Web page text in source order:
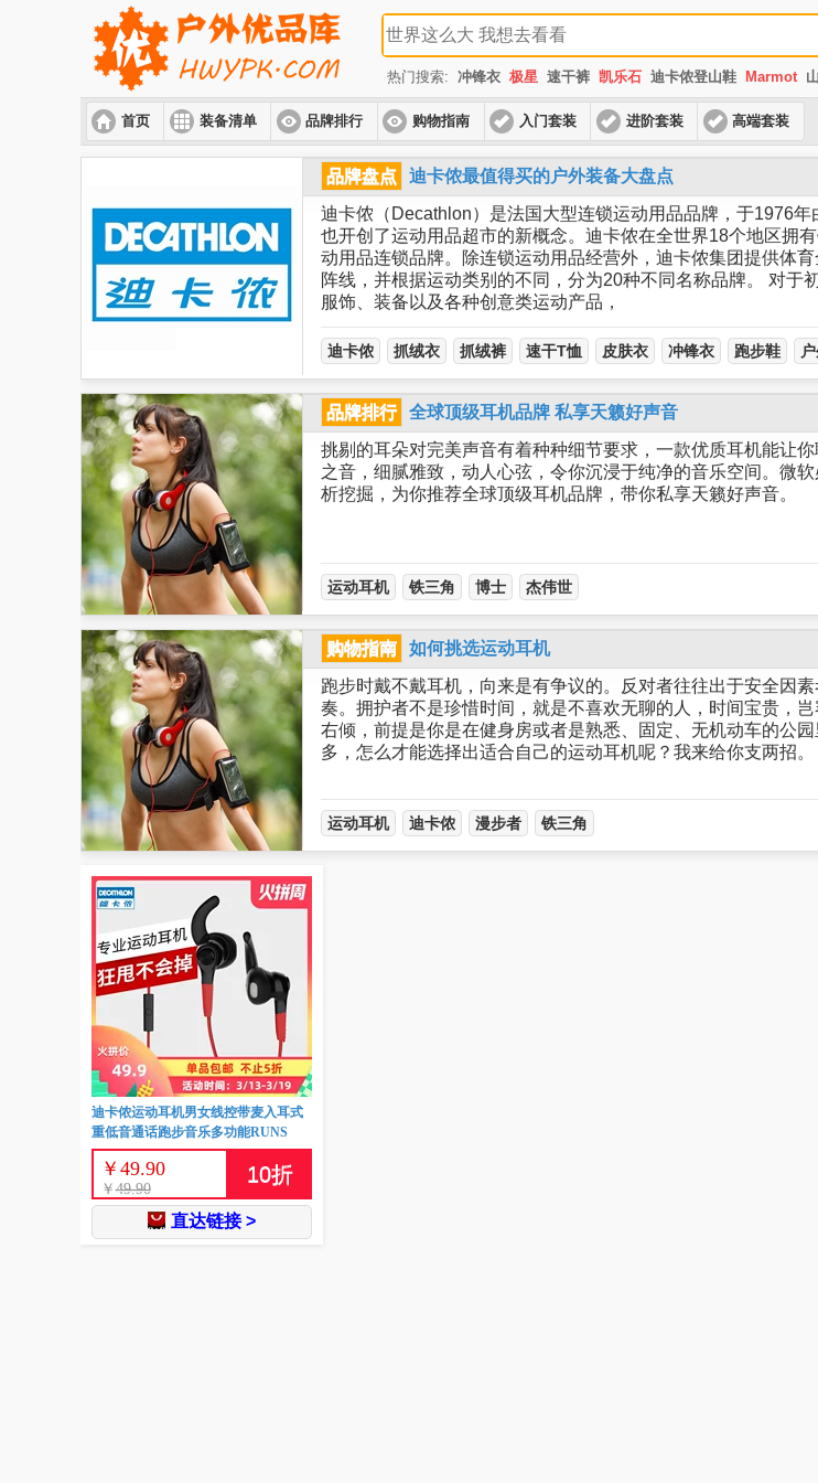
热门搜索: 冲锋衣 极星 速干裤 凯乐石 迪卡侬登山鞋 Marmot
首页 装备清单 品牌排行 购物指南 入门套装 进阶套装 高端套装
品牌盘点
迪卡侬最值得买的户外装备大盘点
迪卡侬（Decathlon）是法国大型连锁运动用品品牌，于1976
也开创了运动用品超市的新概念。迪卡侬在全世界18个地区拥
动用品连锁品牌。除连锁运动用品经营外，迪卡侬集团提供体
阵线，并根据运动类别的不同，分为20种不同名称品牌。 对于
服饰、装备以及各种创意类运动产品，
迪卡侬 抓绒衣 抓绒裤 速干T恤 皮肤衣 冲锋衣 跑步鞋
品牌排行
全球顶级耳机品牌 私享天籁好声音
挑剔的耳朵对完美声音有着种种细节要求，一款优质耳机能让
之音，细腻雅致，动人心弦，令你沉浸于纯净的音乐空间。微
析挖掘，为你推荐全球顶级耳机品牌，带你私享天籁好声音。
运动耳机 铁三角 博士 杰伟世
购物指南
如何挑选运动耳机
跑步时戴不戴耳机，向来是有争议的。反对者往往出于安全因
奏。拥护者不是珍惜时间，就是不喜欢无聊的人，时间宝贵，
右倾，前提是你是在健身房或者是熟悉、固定、无机动车的公
多，怎么才能选择出适合自己的运动耳机呢？我来给你支两招。
运动耳机 迪卡侬 漫步者 铁三角
迪卡侬运动耳机男女线控带麦入耳式
重低音通话跑步音乐多功能RUNS
￥ 49.90
￥49.90
10折
直达链接 >